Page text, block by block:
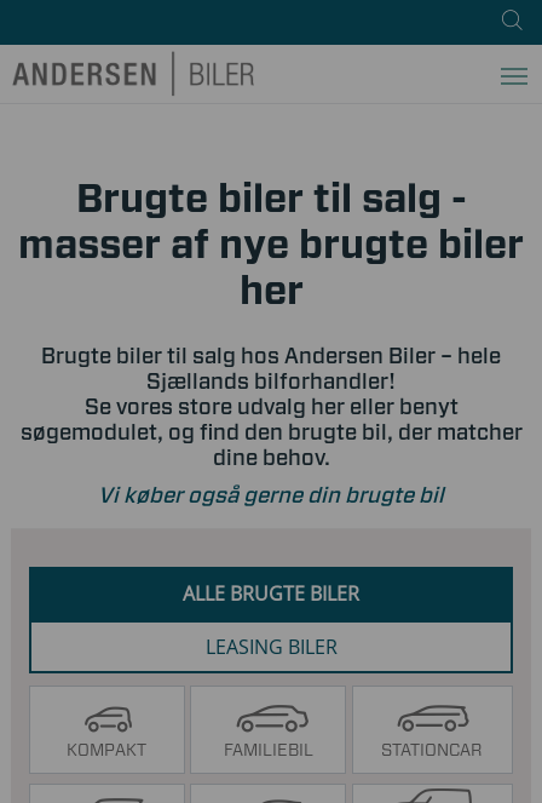
Brugte biler til salg -
masser af nye brugte biler
her
Brugte biler til salg hos Andersen Biler – hele
Sjællands bilforhandler!
Se vores store udvalg her eller benyt
søgemodulet, og find den brugte bil, der matcher
dine behov.
Vi køber også gerne din brugte bil
ALLE BRUGTE BILER
LEASING BILER
KOMPAKT FAMILIEBIL STATIONCAR